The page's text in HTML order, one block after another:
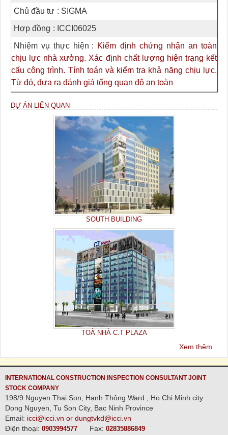
Chủ đầu tư : SIGMA
Hợp đồng : ICCI06025
Nhiệm vụ thực hiện : Kiểm định chứng nhận an toàn
chịu lực nhà xưởng. Xác định chất lượng hiện trạng kết
cấu công trình. Tính toán và kiểm tra khả năng chịu lực.
Từ đó, đưa ra đánh giá tổng quan độ an toàn
DỰ ÁN LIÊN QUAN
SOUTH BUILDING
TOÀ NHÀ C.T PLAZA
Xem thêm
INTERNATIONAL CONSTRUCTION INSPECTION CONSULTANT JOINT
STOCK COMPANY
198/9 Nguyen Thai Son, Hạnh Thông Ward , Ho Chi Minh city
Dong Nguyen, Tu Son City, Bac Ninh Province
Email: icci@icci.vn or dungtvkd@icci.vn
Điện thoại: 0903994577 Fax: 02835886849